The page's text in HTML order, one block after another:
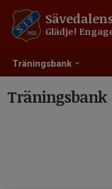
Träningsbank
Glädje!
Träningsbank